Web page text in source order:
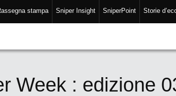
stampa Sniper Insight SniperPoint Storie
Week : edizione